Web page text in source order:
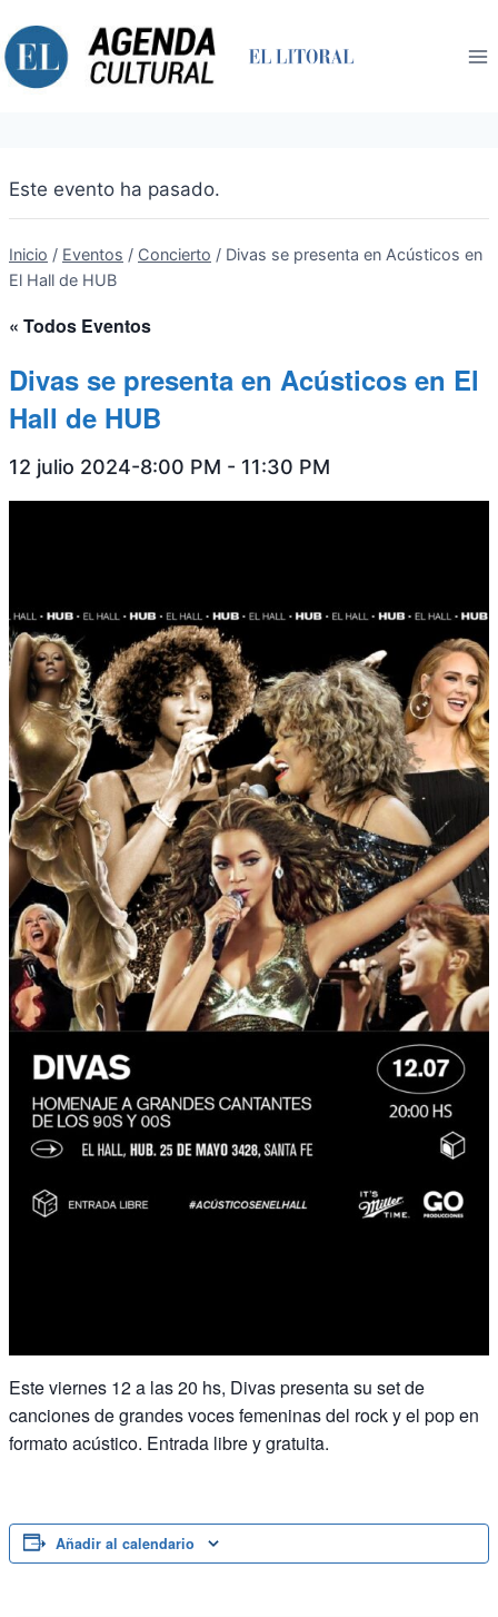
al
contenido
Este evento ha pasado.
Inicio / Eventos / Concierto / Divas se presenta en Acústicos en
El Hall de HUB
« Todos Eventos
Divas se presenta en Acústicos en El
Hall de HUB
12 julio 2024-8:00 PM - 11:30 PM
Este viernes 12 a las 20 hs, Divas presenta su set de
canciones de grandes voces femeninas del rock y el pop en
formato acústico. Entrada libre y gratuita.
Añadir al calendario